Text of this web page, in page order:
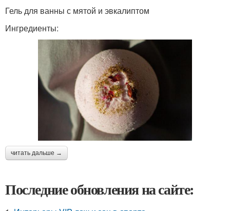
Гель для ванны с мятой и эвкалиптом
Ингредиенты:
читать дальше →
Последние обновления на сайте: